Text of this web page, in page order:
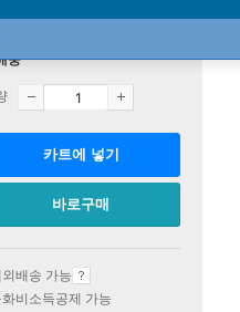
중
카트에 넣기
바로구매
배송 가능
화비소득공제 가능